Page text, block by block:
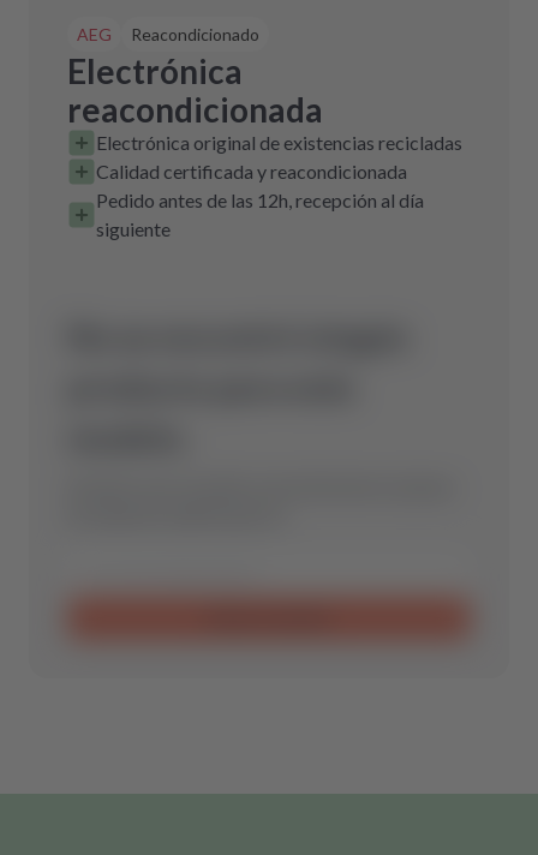
AEG Reacondicionado
Electrónica
reacondicionada
Electrónica original de existencias recicladas
Calidad certificada y reacondicionada
Pedido antes de las 12h, recepción al día
siguiente